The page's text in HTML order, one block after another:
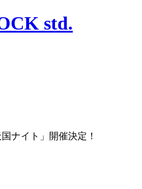
ナイト」開催決定！